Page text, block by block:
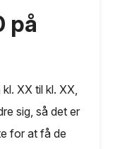
på
XX til kl. XX,
sig, så det er
for at få de